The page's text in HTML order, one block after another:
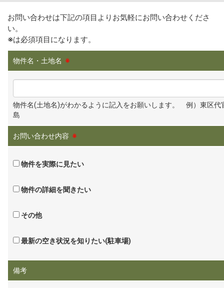
お問い合わせは下記の項目よりお気軽にお問い合わせくださ
い。
※は必須項目になります。
物件名・土地名 ※
物件名(土地名)がわかるように記入をお願いします。 例）東区代
島
お問い合わせ内容 ※
物件を実際に見たい
物件の詳細を聞きたい
その他
最新の空き状況を知りたい(駐車場)
備考